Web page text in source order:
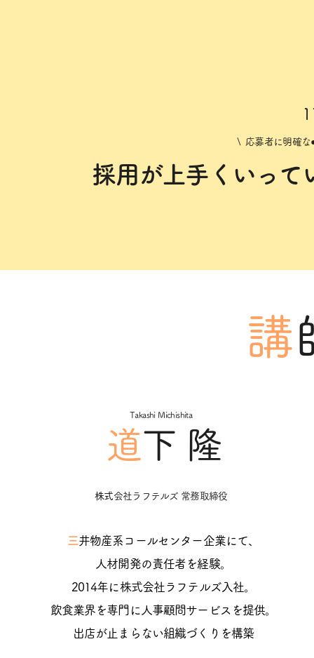
採用が上手くいって
\ 応募者に明確な
講
​道下 隆
​Takashi Michishita
株式会社ラフテルズ 常務取締役
三井物産系コールセンター企業にて、
人材開発の責任者を経験。
2014年に株式会社ラフテルズ入社。
飲食業界を専門に人事顧問サービスを提供。
出店が止まらない組織づくりを構築